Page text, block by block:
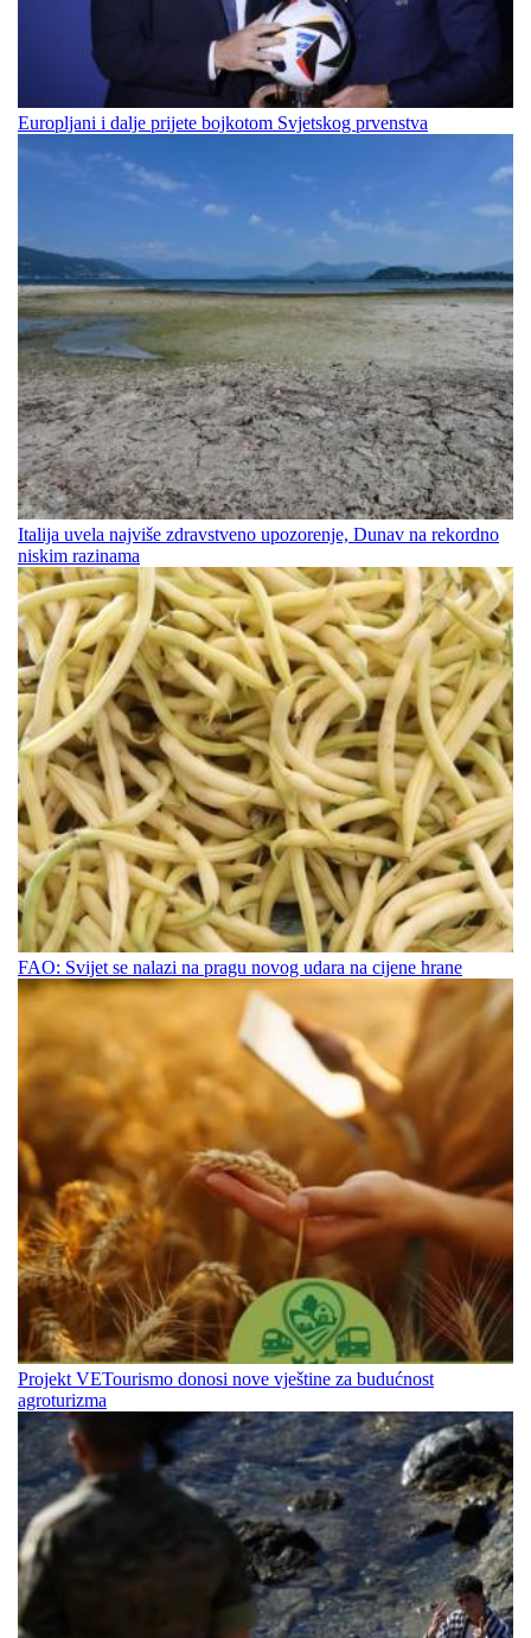
Europljani i dalje prijete bojkotom Svjetskog prvenstva
Italija uvela najviše zdravstveno upozorenje, Dunav na rekordno
niskim razinama
FAO: Svijet se nalazi na pragu novog udara na cijene hrane
Projekt VETourismo donosi nove vještine za budućnost
agroturizma